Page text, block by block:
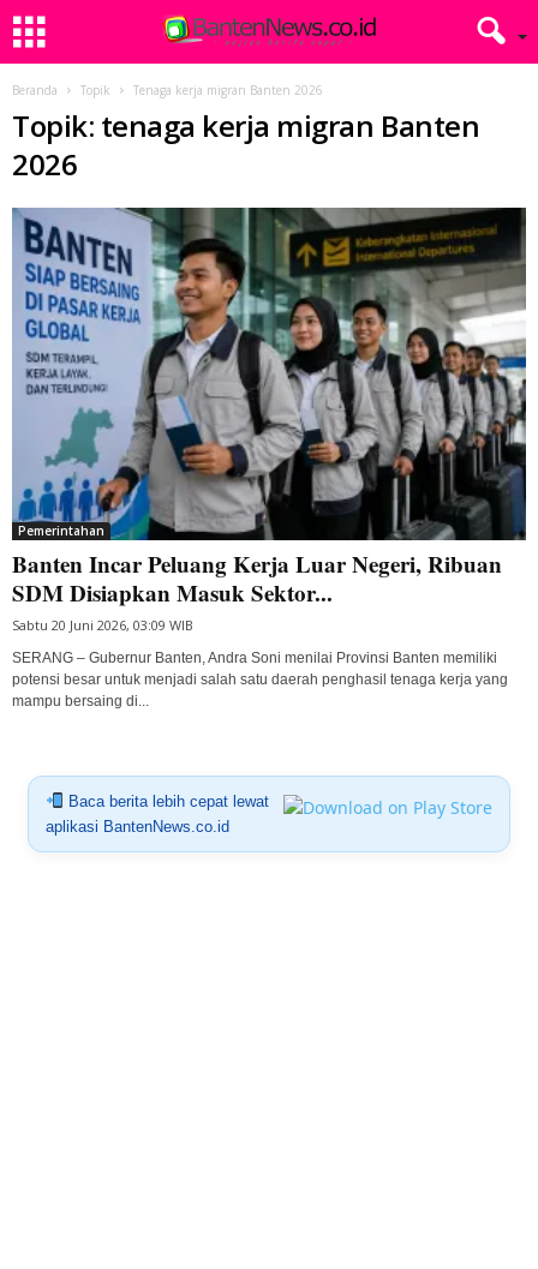
Beranda Topik Tenaga kerja migran Banten 2026
Topik: tenaga kerja migran Banten
2026
Pemerintahan
Banten Incar Peluang Kerja Luar Negeri, Ribuan
SDM Disiapkan Masuk Sektor...
Sabtu 20 Juni 2026, 03:09 WIB
SERANG – Gubernur Banten, Andra Soni menilai Provinsi Banten memiliki
potensi besar untuk menjadi salah satu daerah penghasil tenaga kerja yang
mampu bersaing di...
Baca berita lebih cepat lewat
aplikasi BantenNews.co.id